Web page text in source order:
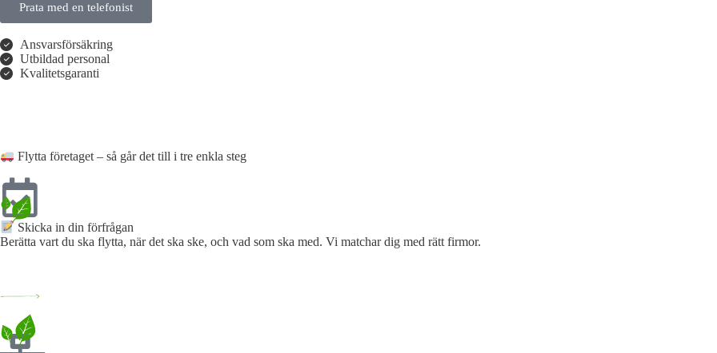
Prata med en telefonist
Ansvarsförsäkring
Utbildad personal
Kvalitetsgaranti
Flytta företaget – så går det till i tre enkla steg
Skicka in din förfrågan​
Berätta vart du ska flytta, när det ska ske, och vad som ska med. Vi matchar dig med rätt firmor.